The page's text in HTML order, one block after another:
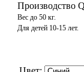
Производство
Вес до 50 кг.
Для детей 10-15 лет.